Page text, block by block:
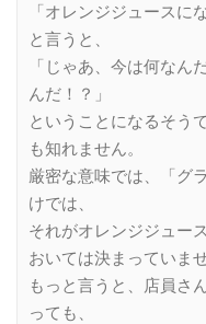
「オレンジジュースに
と言うと、
「じゃあ、今は何なん
んだ！？」
ということになるそう
も知れません。
厳密な意味では、「グ
けでは、
それがオレンジジュー
おいては決まっていませ
もっと言うと、店員さ
っても、